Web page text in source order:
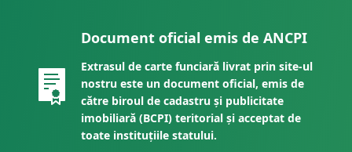
Document oficial emis de ANCPI
Extrasul de carte funciară livrat prin site-ul
nostru este un document oficial, emis de
către biroul de cadastru și publicitate
imobiliară (BCPI) teritorial și acceptat de
toate instituțiile statului.